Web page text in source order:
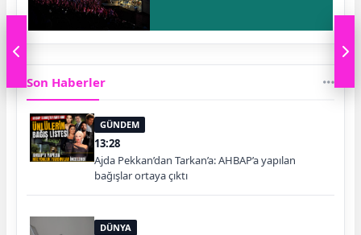
Son Haberler
GÜNDEM
13:28
Ajda Pekkan’dan Tarkan’a: AHBAP’a yapılan
bağışlar ortaya çıktı
DÜNYA